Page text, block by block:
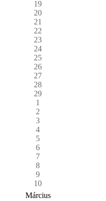
19
20
21
22
23
24
25
26
27
28
29
1
2
3
4
5
6
7
8
9
10
Március